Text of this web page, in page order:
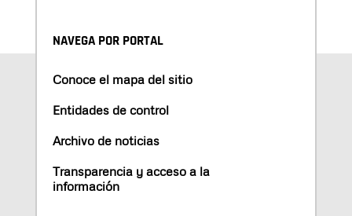
NAVEGA POR PORTAL
Conoce el mapa del sitio
Entidades de control
Archivo de noticias
Transparencia y acceso a la
información